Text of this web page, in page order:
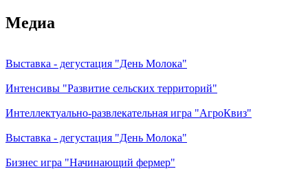
Медиа
Выставка - дегустация "День Молока"
Интенсивы "Развитие сельских территорий"
Интеллектуально-развлекательная игра "АгроКвиз"
Выставка - дегустация "День Молока"
Бизнес игра "Начинающий фермер"